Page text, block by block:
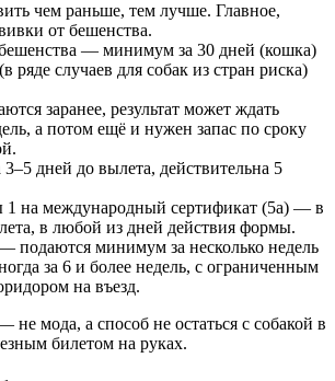
чем раньше, тем лучше. Главное,
от бешенства.
— минимум за 30 дней (кошка)
ряде случаев для собак из стран риска)
заранее, результат может ждать
а потом ещё и нужен запас по сроку
дней до вылета, действительна 5
на международный сертификат (5а) — в
в любой из дней действия формы.
минимум за несколько недель
за 6 и более недель, с ограниченным
на въезд.
мода, а способ не остаться с собакой в
билетом на руках.